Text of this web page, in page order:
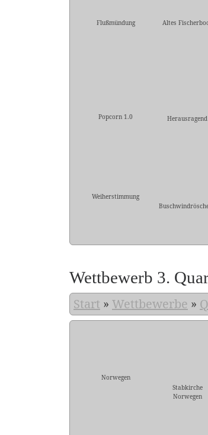
Flußmündung Altes
Popcorn 1.0 Herausragend
Weiherstimmung
Wettbewerb 3.
Start » Wettbewerbe »
Norwegen
Stabkirche
Norwegen